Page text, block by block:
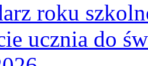
roku
ucznia do